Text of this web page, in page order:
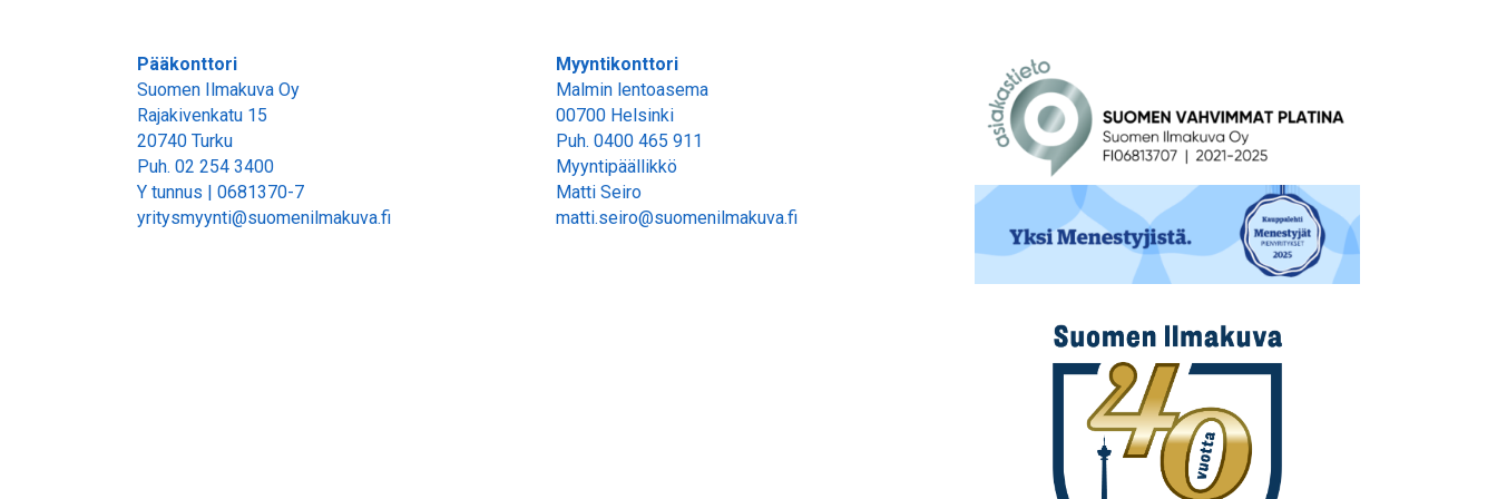
Pääkonttori
Suomen Ilmakuva Oy
Rajakivenkatu 15
20740 Turku
Puh. 02 254 3400
Y tunnus | 0681370-7
yritysmyynti@suomenilmakuva.fi
Myyntikonttori
Malmin lentoasema
00700 Helsinki
Puh. 0400 465 911
Myyntipäällikkö
Matti Seiro
matti.seiro@suomenilmakuva.fi